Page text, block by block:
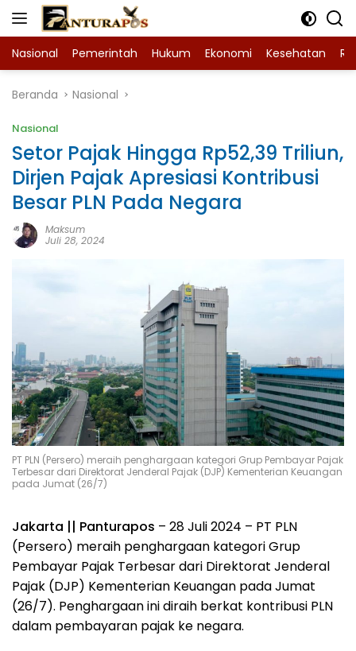
Langsung
Nasional Pemerintah Hukum Ekonomi Kesehatan
Beranda Nasional
Nasional
Setor Pajak Hingga Rp52,39 Triliun,
Dirjen Pajak Apresiasi Kontribusi
Besar PLN Pada Negara
Maksum
Juli 28, 2024
PT PLN (Persero) meraih penghargaan kategori Grup Pembayar Pajak
Terbesar dari Direktorat Jenderal Pajak (DJP) Kementerian Keuangan
pada Jumat (26/7)
Jakarta || Panturapos – 28 Juli 2024 – PT PLN
(Persero) meraih penghargaan kategori Grup
Pembayar Pajak Terbesar dari Direktorat Jenderal
Pajak (DJP) Kementerian Keuangan pada Jumat
(26/7). Penghargaan ini diraih berkat kontribusi PLN
dalam pembayaran pajak ke negara.